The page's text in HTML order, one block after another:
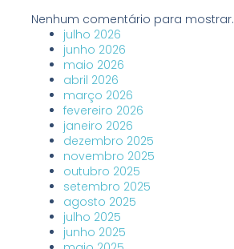
Nenhum comentário para mostrar.
julho 2026
junho 2026
maio 2026
abril 2026
março 2026
fevereiro 2026
janeiro 2026
dezembro 2025
novembro 2025
outubro 2025
setembro 2025
agosto 2025
julho 2025
junho 2025